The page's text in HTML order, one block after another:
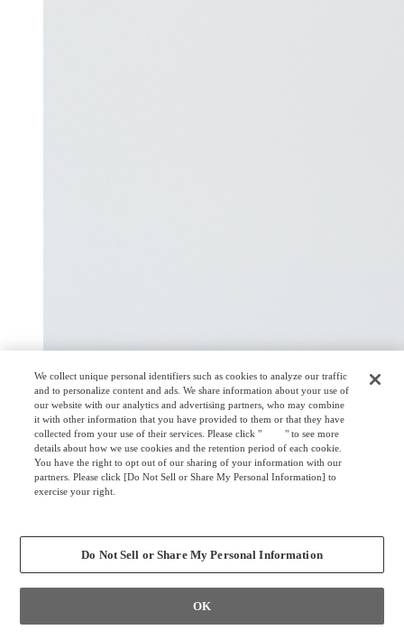
We collect unique personal identifiers such as cookies to analyze our traffic
and to personalize content and ads. We share information about your use of
our website with our analytics and advertising partners, who may combine
it with other information that you have provided to them or that they have
collected from your use of their services. Please click "
here" to see more
details about how we use cookies and the retention period of each cookie.
You have the right to opt out of our sharing of your information with our
partners. Please click [Do Not Sell or Share My Personal Information] to
exercise your right.
Do Not Sell or Share My Personal Information
OK